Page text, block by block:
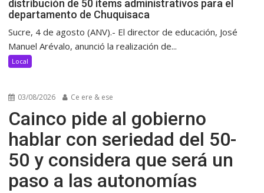
distribución de 50 ítems administrativos para el
departamento de Chuquisaca
Sucre, 4 de agosto (ANV).- El director de educación, José
Manuel Arévalo, anunció la realización de...
Local
03/08/2026 Ce ere & ese
Cainco pide al gobierno
hablar con seriedad del 50-
50 y considera que será un
paso a las autonomías